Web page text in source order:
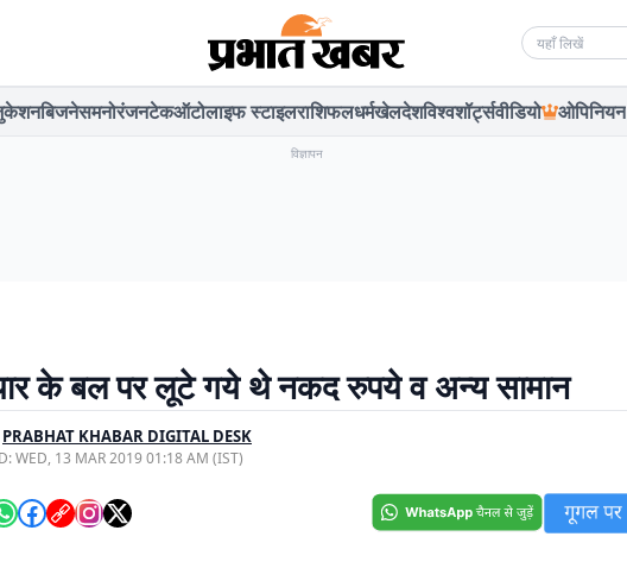
Search news
बिजनेसमनोरंजनटेकऑटोलाइफ स्टाइलराशिफलधर्मखेलदेशविश्वशॉर्ट्सवीडियो ओपिनियन
विज्ञापन
के बल पर लूटे गये थे नकद रुपये व अन्य सामान
PRABHAT KHABAR DIGITAL DESK
WED, 13 MAR 2019 01:18 AM (IST)